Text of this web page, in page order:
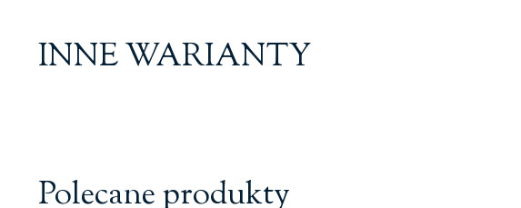
INNE WARIANTY
Polecane produkty